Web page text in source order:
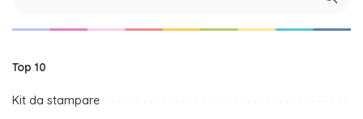
Top 10
Kit da stampare